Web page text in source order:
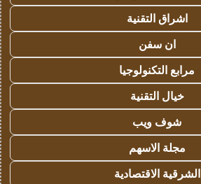
اشراق التقنية
ان سفن
مرابع التكنولوجيا
خيال التقنية
شوف ويب
مجلة الاسهم
الشرقية الاقتصادية